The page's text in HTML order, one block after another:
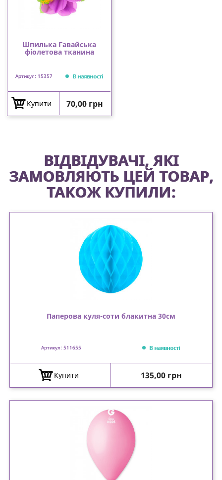
Шпилька Гавайська
фіолетова тканина
Артикул: 15357 В наявності
Купити Ціна
70,00 грн
ВІДВІДУВАЧІ, ЯКІ
ЗАМОВЛЯЮТЬ ЦЕЙ ТОВАР,
ТАКОЖ КУПИЛИ:
Паперова куля-соти блакитна 30см
Артикул: 511655 В наявності
Купити Ціна
135,00 грн